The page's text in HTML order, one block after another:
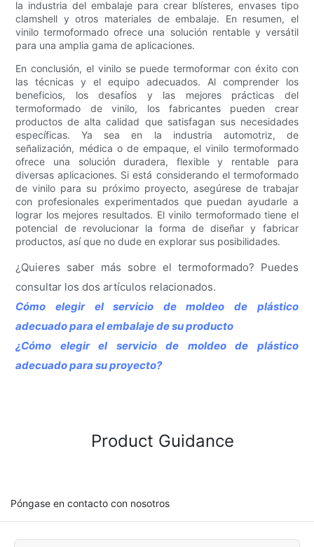
la industria del embalaje para crear blísteres, envases tipo
clamshell y otros materiales de embalaje. En resumen, el
vinilo termoformado ofrece una solución rentable y versátil
para una amplia gama de aplicaciones.
En conclusión, el vinilo se puede termoformar con éxito con
las técnicas y el equipo adecuados. Al comprender los
beneficios, los desafíos y las mejores prácticas del
termoformado de vinilo, los fabricantes pueden crear
productos de alta calidad que satisfagan sus necesidades
específicas. Ya sea en la industria automotriz, de
señalización, médica o de empaque, el vinilo termoformado
ofrece una solución duradera, flexible y rentable para
diversas aplicaciones. Si está considerando el termoformado
de vinilo para su próximo proyecto, asegúrese de trabajar
con profesionales experimentados que puedan ayudarle a
lograr los mejores resultados. El vinilo termoformado tiene el
potencial de revolucionar la forma de diseñar y fabricar
productos, así que no dude en explorar sus posibilidades.
¿Quieres saber más sobre el termoformado? Puedes
consultar los dos artículos relacionados.
Cómo elegir el servicio de moldeo de plástico
adecuado para el embalaje de su producto
¿Cómo elegir el servicio de moldeo de plástico
adecuado para su proyecto?
Product Guidance
Póngase en contacto con nosotros